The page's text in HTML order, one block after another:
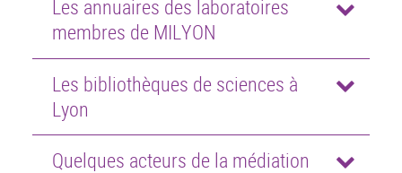
Les annuaires des laboratoires
membres de MILYON
Les bibliothèques de sciences à
Lyon
Quelques acteurs de la médiation